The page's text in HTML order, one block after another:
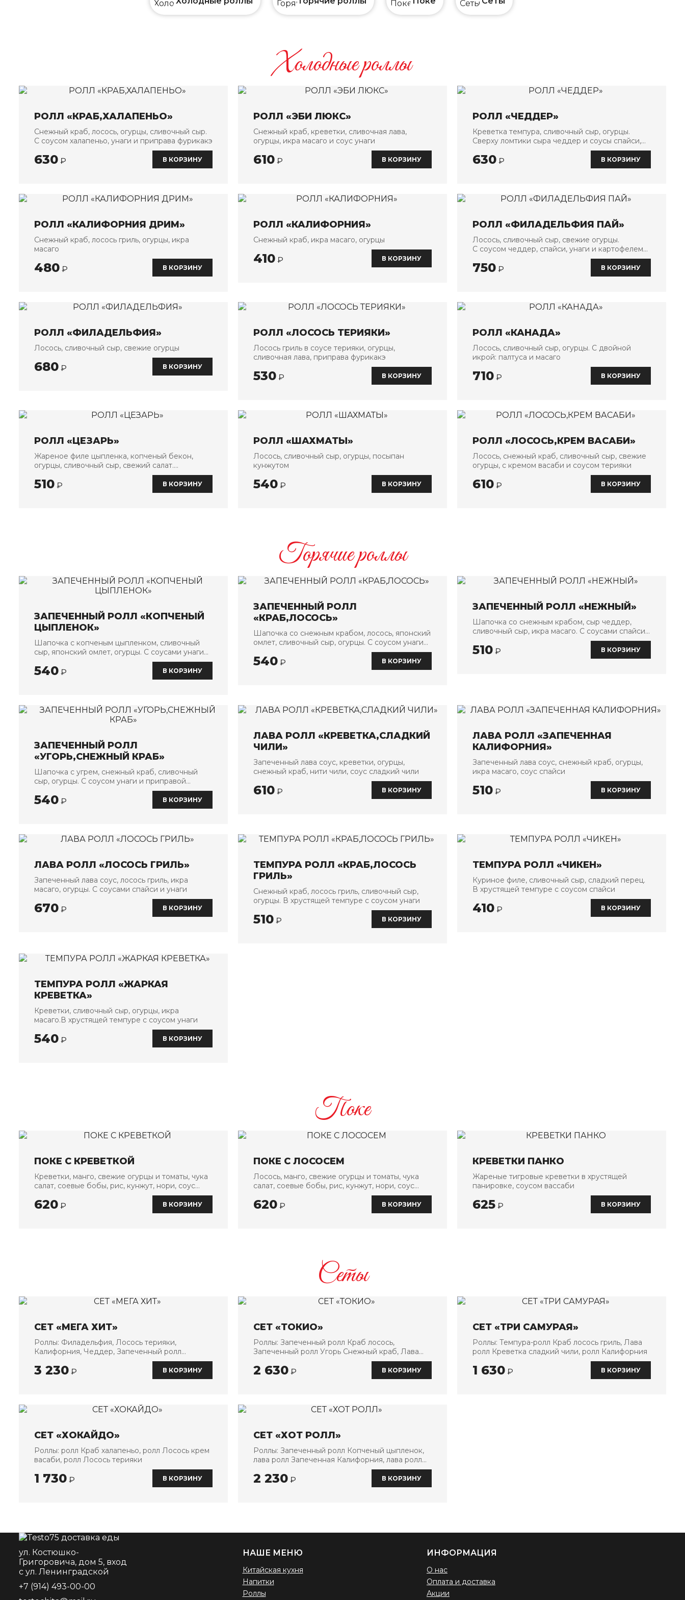
Холодные роллы
РОЛЛ «КРАБ,ХАЛАПЕНЬО»
Снежный краб, лосось, огурцы, сливочный сыр.
С соусом халапеньо, унаги и приправа фурикакэ
630 ₽ В КОРЗИНУ
РОЛЛ «ЭБИ ЛЮКС»
Снежный краб, креветки, сливочная лава,
огурцы, икра масаго и соус унаги
610 ₽ В КОРЗИНУ
РОЛЛ «ЧЕДДЕР»
Креветка темпура, сливочный сыр, огурцы.
Сверху ломтики сыра чеддер и соусы спайси,
630 ₽ В КОРЗИНУ
РОЛЛ «КАЛИФОРНИЯ ДРИМ»
Снежный краб, лосось гриль, огурцы, икра
масаго
480 ₽ В КОРЗИНУ
РОЛЛ «КАЛИФОРНИЯ»
Снежный краб, икра масаго, огурцы
410 ₽ В КОРЗИНУ
РОЛЛ «ФИЛАДЕЛЬФИЯ ПАЙ»
Лосось, сливочный сыр, свежие огурцы.
С соусом чеддер, спайси, унаги и картофелем
750 ₽ В КОРЗИНУ
РОЛЛ «ФИЛАДЕЛЬФИЯ»
Лосось, сливочный сыр, свежие огурцы
680 ₽ В КОРЗИНУ
РОЛЛ «ЛОСОСЬ ТЕРИЯКИ»
Лосось гриль в соусе терияки, огурцы,
сливочная лава, приправа фурикакэ
530 ₽ В КОРЗИНУ
РОЛЛ «КАНАДА»
Лосось, сливочный сыр, огурцы. С двойной
икрой: палтуса и масаго
710 ₽ В КОРЗИНУ
РОЛЛ «ЦЕЗАРЬ»
Жареное филе цыпленка, копченый бекон,
огурцы, сливочный сыр, свежий салат.
510 ₽ В КОРЗИНУ
РОЛЛ «ШАХМАТЫ»
Лосось, сливочный сыр, огурцы, посыпан
кунжутом
540 ₽ В КОРЗИНУ
РОЛЛ «ЛОСОСЬ,КРЕМ ВАСАБИ»
Лосось, снежный краб, сливочный сыр, свежие
огурцы, с кремом васаби и соусом терияки
610 ₽ В КОРЗИНУ
Горячие роллы
ЗАПЕЧЕННЫЙ РОЛЛ «КОПЧЕНЫЙ
ЦЫПЛЕНОК»
Шапочка с копченым цыпленком, сливочный
сыр, японский омлет, огурцы. С соусами унаги
540 ₽ В КОРЗИНУ
ЗАПЕЧЕННЫЙ РОЛЛ
«КРАБ,ЛОСОСЬ»
Шапочка со снежным крабом, лосось, японский
омлет, сливочный сыр, огурцы. С соусом унаги
540 ₽ В КОРЗИНУ
ЗАПЕЧЕННЫЙ РОЛЛ «НЕЖНЫЙ»
Шапочка со снежным крабом, сыр чеддер,
сливочный сыр, икра масаго. С соусами спайси,
510 ₽ В КОРЗИНУ
ЗАПЕЧЕННЫЙ РОЛЛ
«УГОРЬ,СНЕЖНЫЙ КРАБ»
Шапочка с угрем, снежный краб, сливочный
сыр, огурцы. С соусом унаги и приправой
540 ₽ В КОРЗИНУ
ЛАВА РОЛЛ «КРЕВЕТКА,СЛАДКИЙ
ЧИЛИ»
Запеченный лава соус, креветки, огурцы,
снежный краб, нити чили, соус сладкий чили
610 ₽ В КОРЗИНУ
ЛАВА РОЛЛ «ЗАПЕЧЕННАЯ
КАЛИФОРНИЯ»
Запеченный лава соус, снежный краб, огурцы,
икра масаго, соус спайси
510 ₽ В КОРЗИНУ
ЛАВА РОЛЛ «ЛОСОСЬ ГРИЛЬ»
Запеченный лава соус, лосось гриль, икра
масаго, огурцы. С соусами спайси и унаги
670 ₽ В КОРЗИНУ
ТЕМПУРА РОЛЛ «КРАБ,ЛОСОСЬ
ГРИЛЬ»
Снежный краб, лосось гриль, сливочный сыр,
огурцы. В хрустящей темпуре с соусом унаги
510 ₽ В КОРЗИНУ
ТЕМПУРА РОЛЛ «ЧИКЕН»
Куриное филе, сливочный сыр, сладкий перец.
В хрустящей темпуре с соусом спайси
410 ₽ В КОРЗИНУ
ТЕМПУРА РОЛЛ «ЖАРКАЯ
КРЕВЕТКА»
Креветки, сливочный сыр, огурцы, икра
масаго.В хрустящей темпуре с соусом унаги
540 ₽ В КОРЗИНУ
Поке
ПОКЕ С КРЕВЕТКОЙ
Креветки, манго, свежие огурцы и томаты, чука
салат, соевые бобы, рис, кунжут, нори, соус
620 ₽ В КОРЗИНУ
ПОКЕ С ЛОСОСЕМ
Лосось, манго, свежие огурцы и томаты, чука
салат, соевые бобы, рис, кунжут, нори, соус
620 ₽ В КОРЗИНУ
КРЕВЕТКИ ПАНКО
Жареные тигровые креветки в хрустящей
панировке, соусом вассаби
625 ₽ В КОРЗИНУ
Сеты
СЕТ «МЕГА ХИТ»
Роллы: Филадельфия, Лосось терияки,
Калифорния, Чеддер, Запеченный ролл
Копченый цыпленок, Лава ролл Лосось гриль
3 230 ₽ В КОРЗИНУ
СЕТ «ТОКИО»
Роллы: Запеченный ролл Краб лосось,
Запеченный ролл Угорь Снежный краб, Лава
ролл Креветка сладкий чили, Калифорния
Дрим, ролл Цезарь
2 630 ₽ В КОРЗИНУ
СЕТ «ТРИ САМУРАЯ»
Роллы: Темпура-ролл Краб лосось гриль, Лава
ролл Креветка сладкий чили, ролл Калифорния
1 630 ₽ В КОРЗИНУ
СЕТ «ХОКАЙДО»
Роллы: ролл Краб халапеньо, ролл Лосось крем
васаби, ролл Лосось терияки
1 730 ₽ В КОРЗИНУ
СЕТ «ХОТ РОЛЛ»
Роллы: Запеченный ролл Копченый цыпленок,
лава ролл Запеченная Калифорния, лава ролл
Креветка сладкий чили, запеченный ролл
Нежный
2 230 ₽ В КОРЗИНУ
ул. Костюшко-
Григоровича, дом 5, вход
с ул. Ленинградской
+7 (914) 493-00-00
НАШЕ МЕНЮ
Китайская кухня
Напитки
Роллы
ИНФОРМАЦИЯ
О нас
Оплата и доставка
Акции